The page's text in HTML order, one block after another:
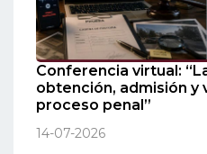
Conferencia virtual:
obtención, admisión y
proceso penal”
14-07-2026